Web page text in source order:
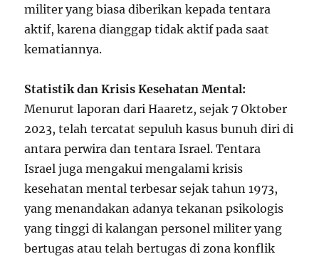
militer yang biasa diberikan kepada tentara
aktif, karena dianggap tidak aktif pada saat
kematiannya.
Statistik dan Krisis Kesehatan Mental:
Menurut laporan dari Haaretz, sejak 7 Oktober
2023, telah tercatat sepuluh kasus bunuh diri di
antara perwira dan tentara Israel. Tentara
Israel juga mengakui mengalami krisis
kesehatan mental terbesar sejak tahun 1973,
yang menandakan adanya tekanan psikologis
yang tinggi di kalangan personel militer yang
bertugas atau telah bertugas di zona konflik